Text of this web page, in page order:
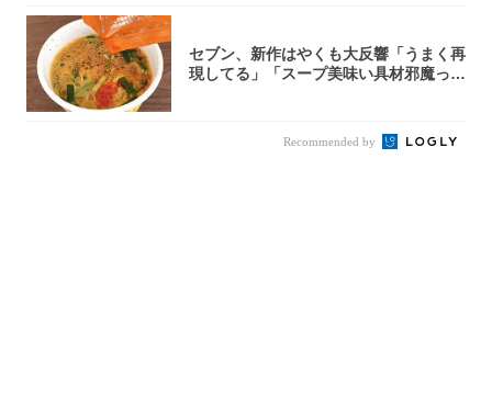
セブン、新作はやくも大反響「うまく再
現してる」「スープ美味い具材邪魔って
Recommended by